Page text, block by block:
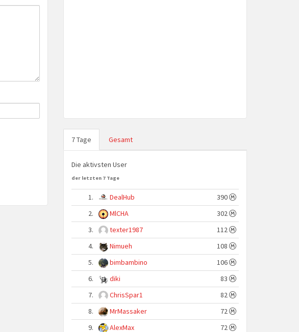
7 Tage Gesamt
Die aktivsten User
der letzten 7 Tage
1. DealHub
390
2.
MlCHA
302
3.
texter1987
112
4.
Nimueh
108
5.
bimbambino
106
6.
diki
83
7.
ChrisSpar1
82
8.
MrMassaker
72
9.
AlexMax 72